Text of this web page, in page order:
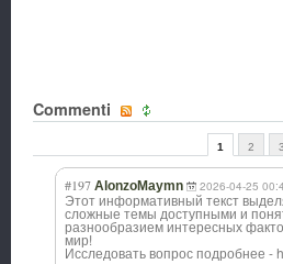
Commenti
1 2 3
#197 AlonzoMaymn 2026-04-25
Этот информативный текст
сложные темы доступными и
разнообразием интересных
мир!
Исследовать вопрос подробнее -